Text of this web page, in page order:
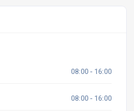
08:00 - 16:00
08:00 - 16:00